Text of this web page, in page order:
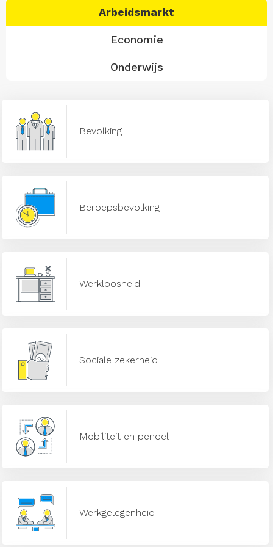
Arbeidsmarkt
Economie
Onderwijs
Bevolking
Beroepsbevolking
Werkloosheid
Sociale zekerheid
Mobiliteit en pendel
Werkgelegenheid